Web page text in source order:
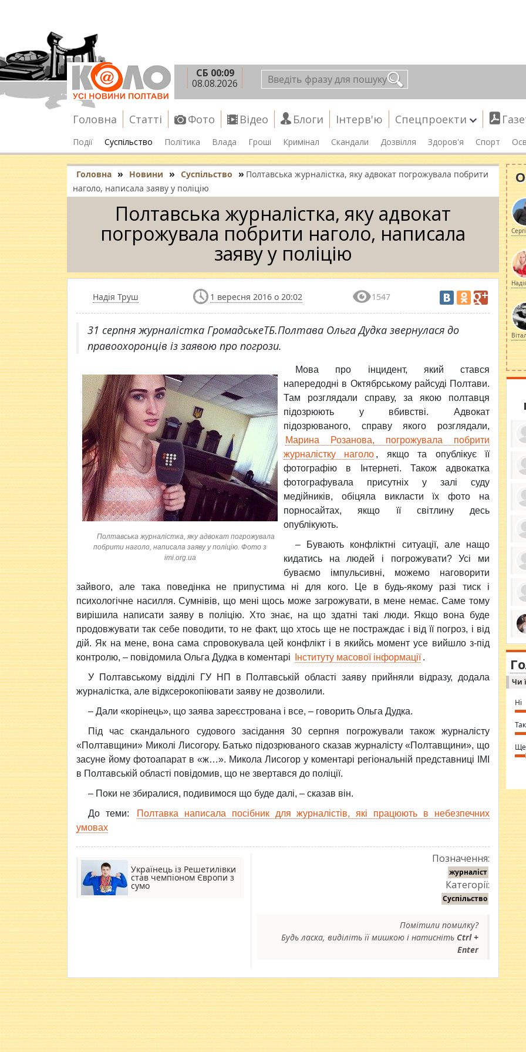
СБ 00:09
08.08.2026
Головна Статті Фото Відео Блоги Інтерв'ю Спецпроекти
Події Суспільство Політика Влада Гроші Кримінал Скандали Дозвілля Здоров'я Спорт
Головна » Новини » Суспільство » Полтавська журналістка, яку адвокат погрожувала побрити
наголо, написала заяву у поліцію
Полтавська журналістка, яку адвокат
погрожувала побрити наголо, написала
заяву у поліцію
Надія Труш 1 вересня 2016 о 20:02 1547
31 серпня журналістка ГромадськеТБ.Полтава Ольга Дудка звернулася до
правоохоронців із заявою про погрози.
Полтавська журналістка, яку адвокат погрожувала
побрити наголо, написала заяву у поліцію. Фото з
imi.org.ua
Мова про інцидент, який стався
напередодні в Октябрському райсуді Полтави.
Там розглядали справу, за якою полтавця
підозрюють у вбивстві. Адвокат
підозрюваного, справу якого розглядали,
Марина Розанова, погрожувала побрити
журналістку наголо , якщо та опублікує її
фотографію в Інтернеті. Також адвокатка
фотографувала присутніх у залі суду
медійників, обіцяла викласти їх фото на
порносайтах, якщо її світлину десь
опублікують.
– Бувають конфліктні ситуації, але нащо
кидатись на людей і погрожувати? Усі ми
буваємо імпульсивні, можемо наговорити
зайвого, але така поведінка не припустима ні для кого. Це в будь-якому разі тиск і
психологічне насилля. Сумнівів, що мені щось може загрожувати, в мене немає. Саме тому
вирішила написати заяву в поліцію. Хто знає, на що здатні такі люди. Якщо вона буде
продовжувати так себе поводити, то не факт, що хтось ще не постраждає і від її погроз, і від
дій. Як на мене, вона сама спровокувала цей конфлікт і в якийсь момент усе вийшло з-під
контролю, – повідомила Ольга Дудка в коментарі
Інституту масової інформації .
У Полтавському відділі ГУ НП в Полтавській області заяву прийняли відразу, додала
журналістка, але відксерокопіювати заяву не дозволили.
– Дали «корінець», що заява зареєстрована і все, – говорить Ольга Дудка.
Під час скандального судового засідання 30 серпня погрожували також журналісту
«Полтавщини» Миколі Лисогору. Батько підозрюваного сказав журналісту «Полтавщини», що
засуне йому фотоапарат в «ж…». Микола Лисогор у коментарі регіональній представниці ІМІ
в Полтавській області повідомив, що не звертався до поліції.
– Поки не збиралися, подивимося що буде далі, – сказав він.
До теми:
Полтавка написала посібник для журналістів, які працюють в небезпечних
умовах
Українець із Решетилівки
став чемпіоном Європи з
сумо
Позначення:
журналіст
Категорії:
Суспільство
Помітили помилку?
Будь ласка, виділіть її мишкою і натисніть Ctrl +
Enter
за
ми
in
⇒
Чи
Ні
Так
Ще